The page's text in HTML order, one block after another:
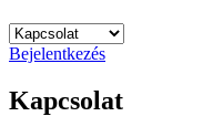
Bejelentkezés
Kapcsolat